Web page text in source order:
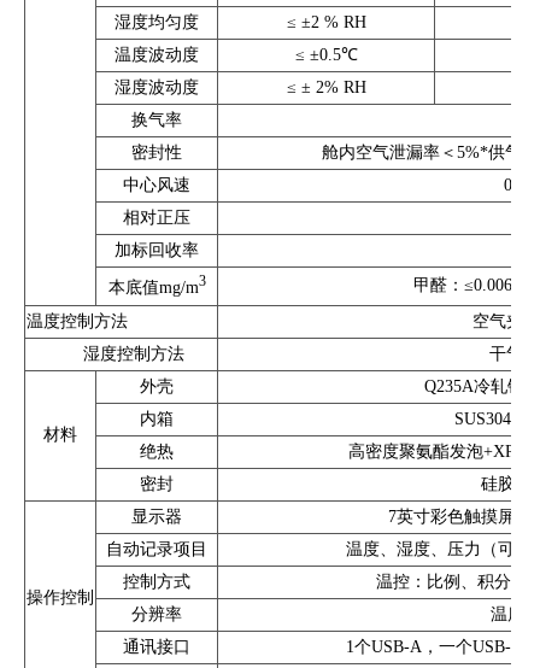
湿度均匀度
≤ ±2 % RH
温度波动度
≤ ±0.5℃
湿度波动度
≤ ± 2% RH
换气率
密封性
舱内空气泄漏率＜5%*供气
中心风速
0.1-
相对正压
加标回收率
本底值mg/m3
甲醛：≤0.006;
温度控制方法
空气夹
湿度控制方法
干气
材料
外壳
Q235A冷轧钢
内箱
SUS304镜
绝热
高密度聚氨酯发泡+XPS
密封
硅胶（
操作控制
显示器
7英寸彩色触摸屏，
自动记录项目
温度、湿度、压力（可选
控制方式
温控：比例、积分、
分辨率
温度
通讯接口
1个USB-A，一个USB-B